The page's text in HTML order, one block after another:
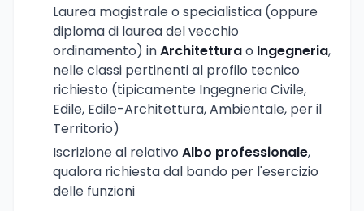
Laurea magistrale o specialistica (oppure
diploma di laurea del vecchio
ordinamento) inArchitetturao Ingegneria,
nelle classi pertinenti al profilo tecnico
richiesto (tipicamente Ingegneria Civile,
Edile, Edile-Architettura, Ambientale, per il
Territorio)
Iscrizione al relativo Albo professionale,
qualora richiesta dal bando per l'esercizio
delle funzioni